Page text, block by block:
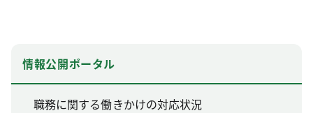
情報公開ポータル
職務に関する働きかけの対応状況